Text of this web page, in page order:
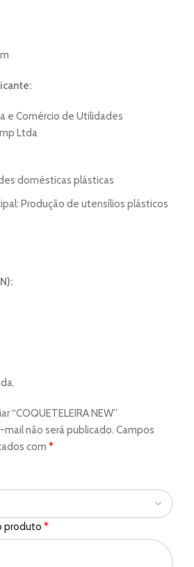
e Comércio de Utilidades
Ltda
domésticas plásticas
Produção de utensílios plásticos
“COQUETELEIRA NEW”
não será publicado. Campos
com *
produto *